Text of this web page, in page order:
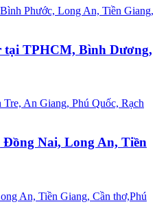
tại TPHCM, Bình Dương,
Nai, Long An, Tiền